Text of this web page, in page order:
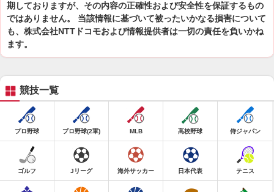
期しておりますが、その内容の正確性および安全性を保証するもの
ではありません。 当該情報に基づいて被ったいかなる損害について
も、株式会社NTTドコモおよび情報提供者は一切の責任を負いかね
ます。
競技一覧
プロ野球 プロ野球(2軍) MLB 高校野球 侍ジャパン
ゴルフ Jリーグ 海外サッカー 日本代表 テニス